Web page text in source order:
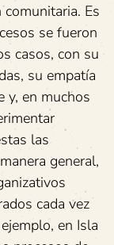
Es
se fueron
casos, con su
su empatía
y, en muchos
las
general,
cada vez
en Isla